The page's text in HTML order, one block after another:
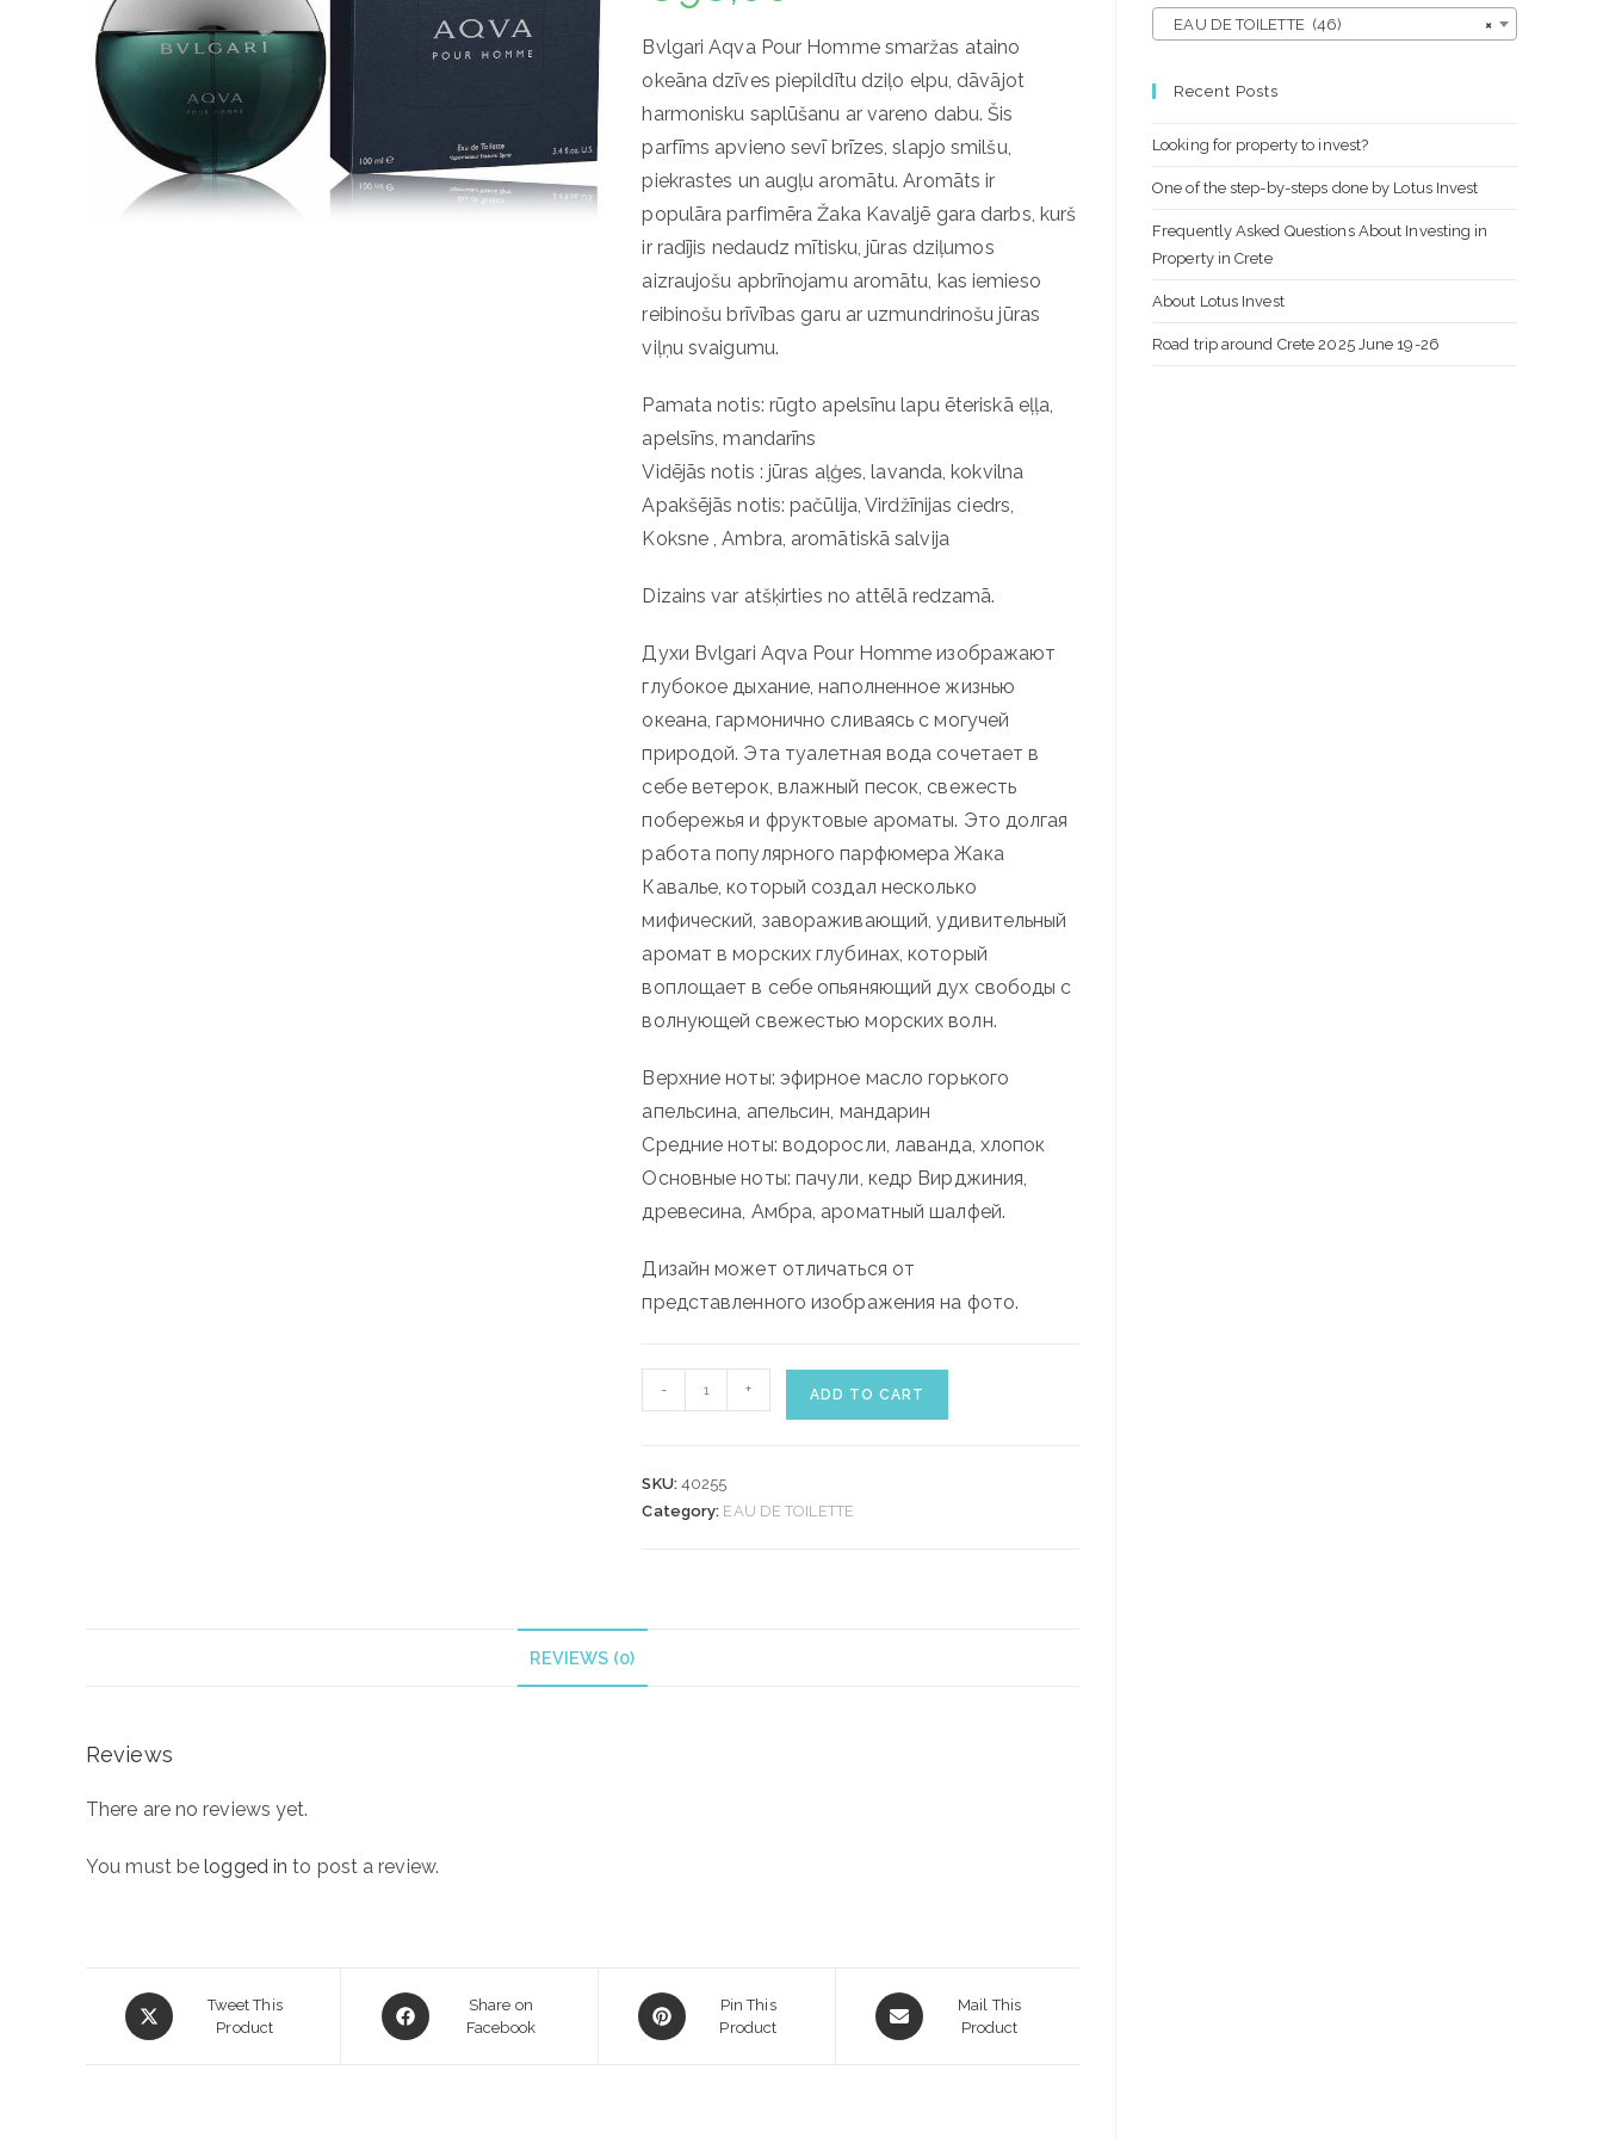
Bvlgari Aqva Pour Homme smaržas ataino
okeāna dzīves piepildītu dziļo elpu, dāvājot
harmonisku saplūšanu ar vareno dabu. Šis
parfīms apvieno sevī brīzes, slapjo smilšu,
piekrastes un augļu aromātu. Aromāts ir
populāra parfimēra Žaka Kavaljē gara darbs, kurš
ir radījis nedaudz mītisku, jūras dziļumos
aizraujošu apbrīnojamu aromātu, kas iemieso
reibinošu brīvības garu ar uzmundrinošu jūras
viļņu svaigumu.
Pamata notis: rūgto apelsīnu lapu ēteriskā eļļa,
apelsīns, mandarīns
Vidējās notis : jūras aļģes, lavanda, kokvilna
Apakšējās notis: pačūlija, Virdžīnijas ciedrs,
Koksne , Ambra, aromātiskā salvija
Dizains var atšķirties no attēlā redzamā.
Духи Bvlgari Aqva Pour Homme изображают
глубокое дыхание, наполненное жизнью
океана, гармонично сливаясь с могучей
природой. Эта туалетная вода сочетает в
себе ветерок, влажный песок, свежесть
побережья и фруктовые ароматы. Это долгая
работа популярного парфюмера Жака
Кавалье, который создал несколько
мифический, завораживающий, удивительный
аромат в морских глубинах, который
воплощает в себе опьяняющий дух свободы с
волнующей свежестью морских волн.
Верхние ноты: эфирное масло горького
апельсина, апельсин, мандарин
Средние ноты: водоросли, лаванда, хлопок
Основные ноты: пачули, кедр Вирджиния,
древесина, Амбра, ароматный шалфей.
Дизайн может отличаться от
представленного изображения на фото.
AQVA
- + ADD TO CART
SKU: 40255
Category: EAU DE TOILETTE
REVIEWS (0)
Reviews
There are no reviews yet.
You must belogged in to post a review.
Opens
in
Tweet This
Product
Opens
in
Share on
Facebook
Opens
in
Pin This
Product
Opens
in
Mail This
Product
×
EAU DE TOILETTE (46)
Recent Posts
Looking for property to invest?
One of the step-by-steps done by Lotus Invest
Frequently Asked Questions About Investing in
Property in Crete
About Lotus Invest
Road trip around Crete 2025 June 19-26